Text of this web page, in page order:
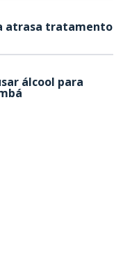
atrasa tratamento
álcool para